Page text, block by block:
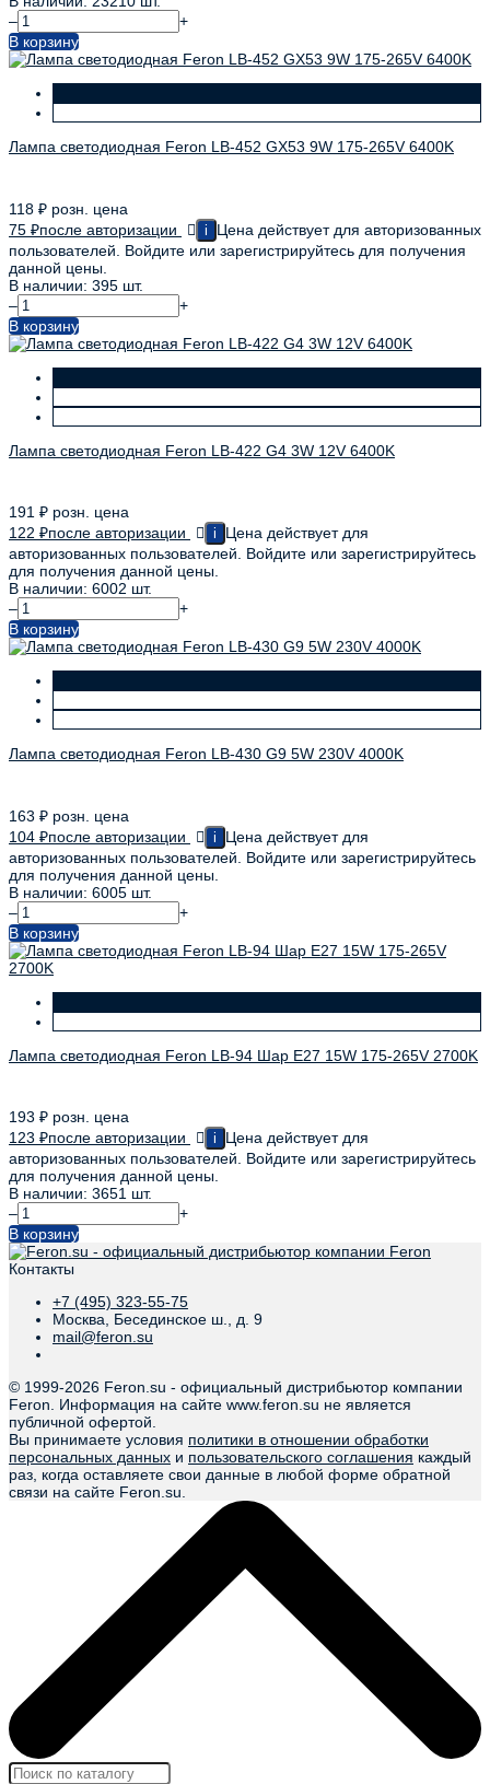
–
+
В корзину
Лампа светодиодная Feron LB-452 GX53 9W 175-265V 6400K
118 ₽ розн. цена
75 ₽после авторизации i
Цена действует для авторизованных
пользователей. Войдите или зарегистрируйтесь для получения
данной цены.
В наличии: 395 шт.
–
+
В корзину
Лампа светодиодная Feron LB-422 G4 3W 12V 6400K
191 ₽ розн. цена
122 ₽после авторизации i
Цена действует для
авторизованных пользователей. Войдите или зарегистрируйтесь
для получения данной цены.
В наличии: 6002 шт.
–
+
В корзину
Лампа светодиодная Feron LB-430 G9 5W 230V 4000K
163 ₽ розн. цена
104 ₽после авторизации i
Цена действует для
авторизованных пользователей. Войдите или зарегистрируйтесь
для получения данной цены.
В наличии: 6005 шт.
–
+
В корзину
Лампа светодиодная Feron LB-94 Шар E27 15W 175-265V 2700K
193 ₽ розн. цена
123 ₽после авторизации i
Цена действует для
авторизованных пользователей. Войдите или зарегистрируйтесь
для получения данной цены.
В наличии: 3651 шт.
–
+
В корзину
Контакты
+7 (495) 323-55-75
Москва, Бесединское ш., д. 9
mail@feron.su
© 1999-2026 Feron.su - официальный дистрибьютор компании
Feron. Информация на сайте www.feron.su не является
публичной офертой.
Вы принимаете условия политики в отношении обработки
персональных данных и пользовательского соглашения каждый
раз, когда оставляете свои данные в любой форме обратной
связи на сайте Feron.su.